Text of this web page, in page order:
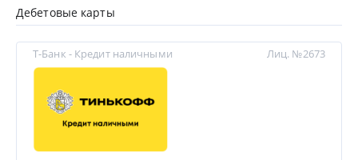
Дебетовые карты
Т-Банк - Кредит наличными Лиц. №2673